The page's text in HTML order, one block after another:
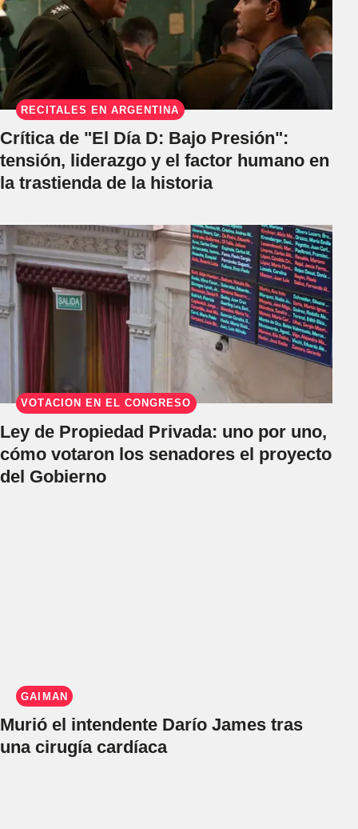
RECITALES EN ARGENTINA
Crítica de "El Día D: Bajo Presión":
tensión, liderazgo y el factor humano en
la trastienda de la historia
VOTACIÓN EN EL CONGRESO
Ley de Propiedad Privada: uno por uno,
cómo votaron los senadores el proyecto
del Gobierno
GAIMAN
Murió el intendente Darío James tras
una cirugía cardíaca